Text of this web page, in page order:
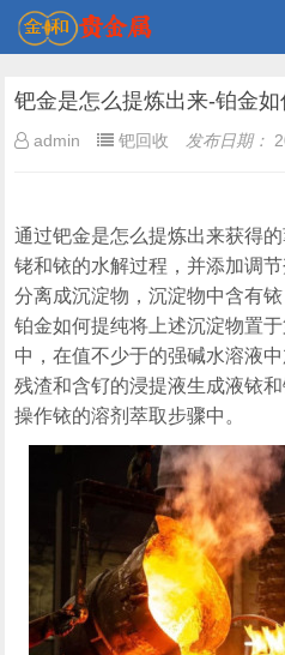
钯金是怎么提炼出来-铂金
admin 钯回收 发布日期：
通过钯金是怎么提炼出来获得
铑和铱的水解过程，并添加调
分离成沉淀物，沉淀物中含有
铂金如何提纯将上述沉淀物置
中，在值不少于的强碱水溶液
残渣和含钌的浸提液生成液铱
操作铱的溶剂萃取步骤中。